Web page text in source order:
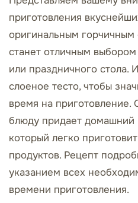
приготовления
оригинальным
станет отличным
или праздничного стола.
слоеное тесто, чтобы
время на приготовление.
блюду придает домашний
который легко
продуктов. Рецепт
указанием всех
времени приготовления.